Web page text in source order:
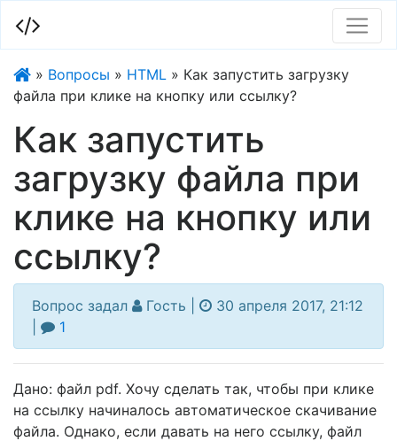
» Вопросы » HTML » Как запустить загрузку
файла при клике на кнопку или ссылку?
Как запустить
загрузку файла при
клике на кнопку или
ссылку?
Гость |
30 апреля 2017, 21:12
1
Дано: файл pdf. Хочу сделать так, чтобы при клике
на ссылку начиналось автоматическое скачивание
файла. Однако, если давать на него ссылку, файл